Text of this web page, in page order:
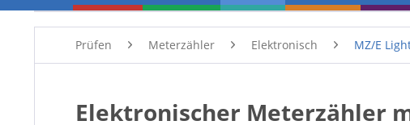
Prüfen Meterzähler Elektronisch MZ/E
Elektronischer Meterzähler